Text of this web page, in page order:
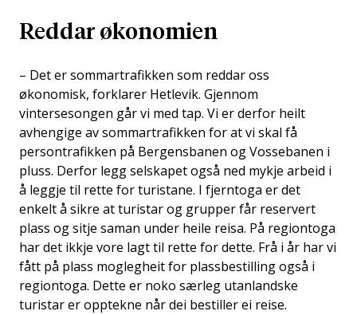
Reddar økonomien
– Det er sommartrafikken som reddar oss
økonomisk, forklarer Hetlevik. Gjennom
vintersesongen går vi med tap. Vi er derfor heilt
avhengige av sommartrafikken for at vi skal få
persontrafikken på Bergensbanen og Vossebanen i
pluss. Derfor legg selskapet også ned mykje arbeid i
å leggje til rette for turistane. I fjerntoga er det
enkelt å sikre at turistar og grupper får reservert
plass og sitje saman under heile reisa. På regiontoga
har det ikkje vore lagt til rette for dette. Frå i år har vi
fått på plass moglegheit for plassbestilling også i
regiontoga. Dette er noko særleg utanlandske
turistar er opptekne når dei bestiller ei reise.